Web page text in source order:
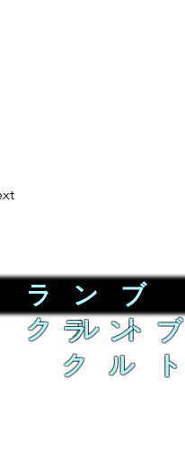
ラ ン ブ
ク ル ト
ラ ン ブ
ク ル ト